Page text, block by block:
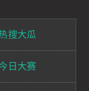
搜大瓜
日大赛